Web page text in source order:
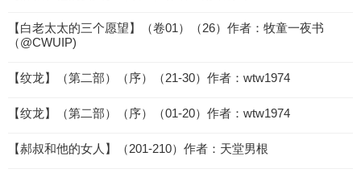
【白老太太的三个愿望】（卷01）（26）作者：牧童一夜书
（@CWUIP)
【纹龙】（第二部）（序）（21-30）作者：wtw1974
【纹龙】（第二部）（序）（01-20）作者：wtw1974
【郝叔和他的女人】（201-210）作者：天堂男根